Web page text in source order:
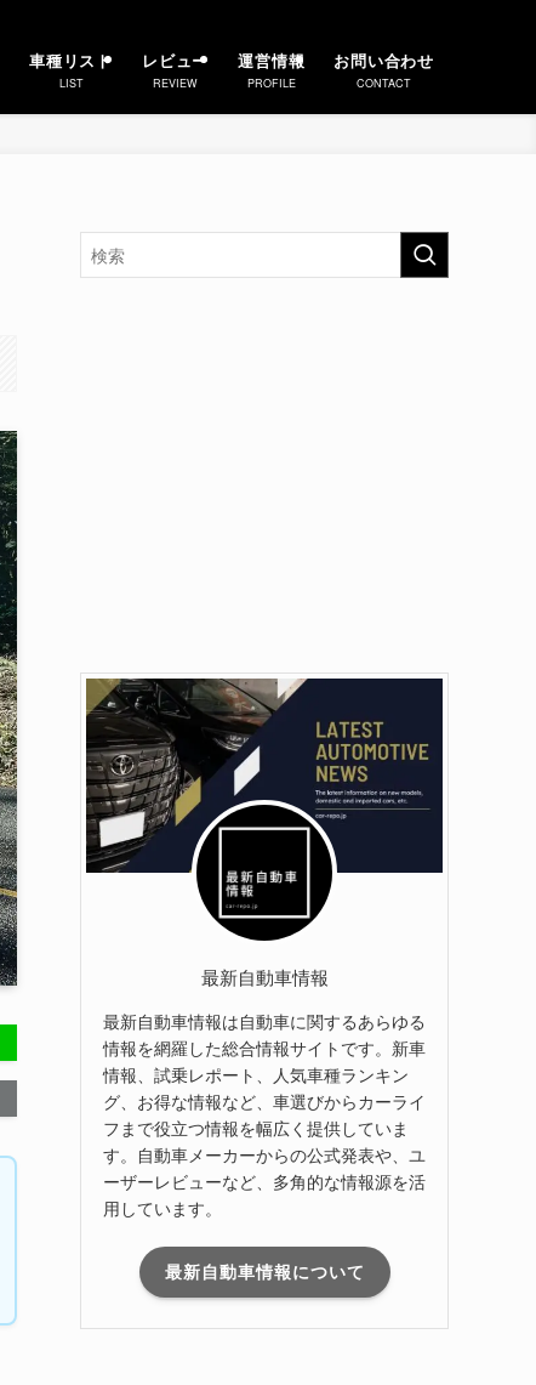
車種リスト
LIST
レビュー
REVIEW
運営情報
PROFILE
お問い合わせ
CONTACT
最新自動車情報
最新自動車情報は自動車に関するあらゆる
情報を網羅した総合情報サイトです。新車
情報、試乗レポート、人気車種ランキン
グ、お得な情報など、車選びからカーライ
フまで役立つ情報を幅広く提供していま
す。自動車メーカーからの公式発表や、ユ
ーザーレビューなど、多角的な情報源を活
用しています。
最新自動車情報について